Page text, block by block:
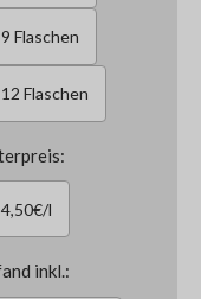
9 Flaschen
12 Flaschen
4,50€/l
inkl.: